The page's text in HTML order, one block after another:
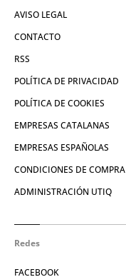
AVISO LEGAL
CONTACTO
RSS
POLÍTICA DE PRIVACIDAD
POLÍTICA DE COOKIES
EMPRESAS CATALANAS
EMPRESAS ESPAÑOLAS
CONDICIONES DE COMPRA
ADMINISTRACIÓN UTIQ
Redes
FACEBOOK